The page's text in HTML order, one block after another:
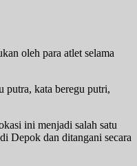
oleh para atlet selama
putra, kata beregu putri,
ini menjadi salah satu
Depok dan ditangani secara